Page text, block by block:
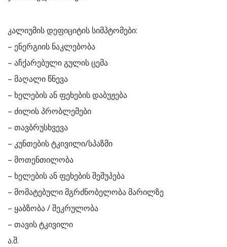
კალიუმის დეფიციტის სიმპტომები:
– ენერგიის ნაკლებობა
– აჩქარებული გულის ცემა
– მაღალი წნევა
– ხელების ან ფეხების დაბუჟება
– ძილის პრობლემები
– თავბრუსხვევა
– კუნთების ტკივილი/სპაზმი
– მოთენთილობა
– ხელების ან ფეხების შეშუპება
– მომატებული მგრძნობელობა მარილზე
– ყაბზობა / შეკრულობა
– თავის ტკივილი
ა.შ.